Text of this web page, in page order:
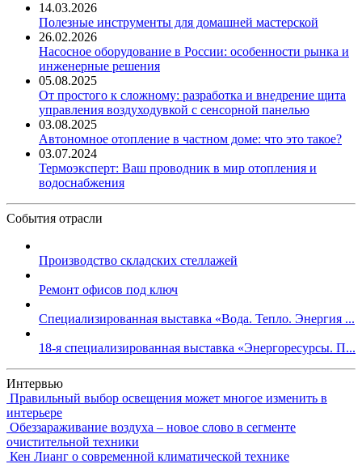
14.03.2026
Полезные инструменты для домашней мастерской
26.02.2026
Насосное оборудование в России: особенности рынка и
инженерные решения
05.08.2025
От простого к сложному: разработка и внедрение щита
управления воздуходувкой с сенсорной панелью
03.08.2025
Автономное отопление в частном доме: что это такое?
03.07.2024
Термоэксперт: Ваш проводник в мир отопления и
водоснабжения
События отрасли
Производство складских стеллажей
Ремонт офисов под ключ
Специализированная выставка «Вода. Тепло. Энергия ...
18-я специализированная выставка «Энергоресурсы. П...
Интервью
Правильный выбор освещения может многое изменить в
интерьере
Обеззараживание воздуха – новое слово в сегменте
очистительной техники
Кен Лианг о современной климатической технике